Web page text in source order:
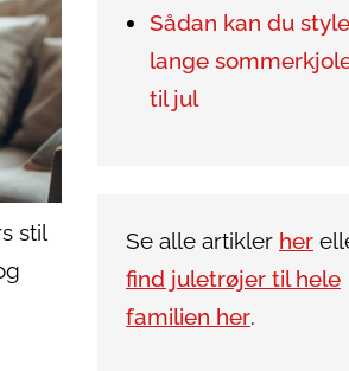
stil
Sådan kan du style
lange
til jul
Se alle artikler her
find juletrøjer til hele
familien her.